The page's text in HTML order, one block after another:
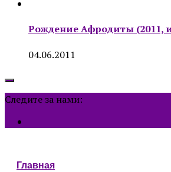
Рождение Афродиты (2011,
04.06.2011
Следите за нами:
Главная